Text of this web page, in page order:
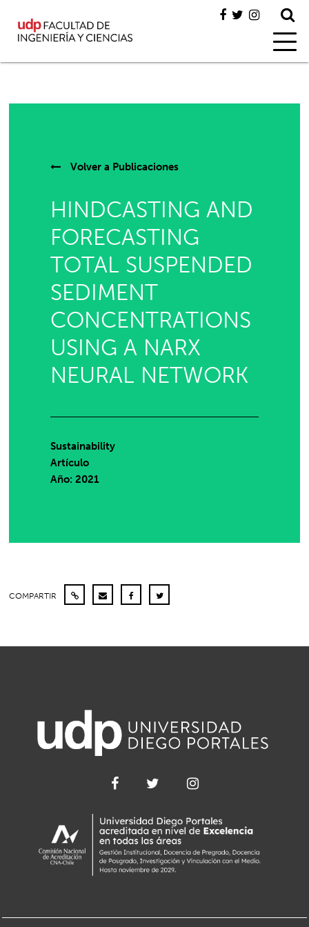
Volver a Publicaciones
HINDCASTING AND
FORECASTING
TOTAL SUSPENDED
SEDIMENT
CONCENTRATIONS
USING A NARX
NEURAL NETWORK
Sustainability
Artículo
Año: 2021
COMPARTIR